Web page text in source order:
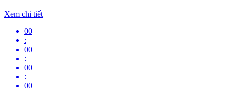
Xem chi tiết
00
:
00
:
00
:
00